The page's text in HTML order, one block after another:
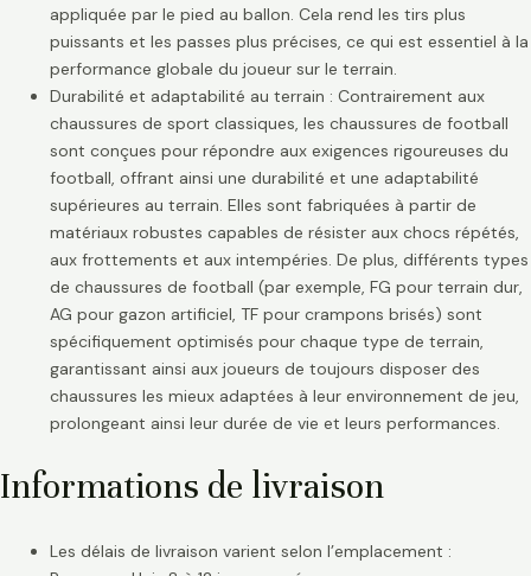
appliquée par le pied au ballon. Cela rend les tirs plus
puissants et les passes plus précises, ce qui est essentiel à la
performance globale du joueur sur le terrain.
Durabilité et adaptabilité au terrain : Contrairement aux
chaussures de sport classiques, les chaussures de football
sont conçues pour répondre aux exigences rigoureuses du
football, offrant ainsi une durabilité et une adaptabilité
supérieures au terrain. Elles sont fabriquées à partir de
matériaux robustes capables de résister aux chocs répétés,
aux frottements et aux intempéries. De plus, différents types
de chaussures de football (par exemple, FG pour terrain dur,
AG pour gazon artificiel, TF pour crampons brisés) sont
spécifiquement optimisés pour chaque type de terrain,
garantissant ainsi aux joueurs de toujours disposer des
chaussures les mieux adaptées à leur environnement de jeu,
prolongeant ainsi leur durée de vie et leurs performances.
Informations de livraison
Les délais de livraison varient selon l’emplacement :